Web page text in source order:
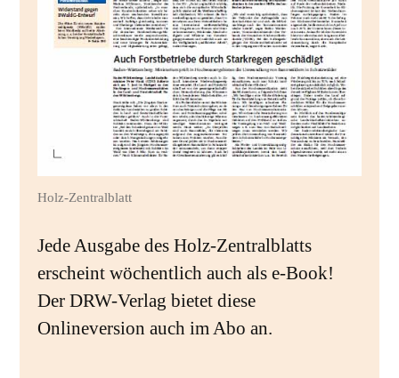
Holz-Zentralblatt
Jede Ausgabe des Holz-Zentralblatts
erscheint wöchentlich auch als e-Book!
Der DRW-Verlag bietet diese
Onlineversion auch im Abo an.